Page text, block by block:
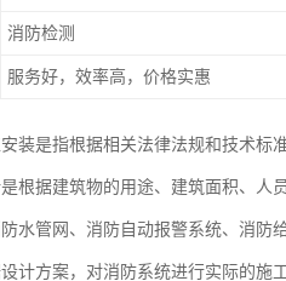
消防检测
服务好，效率高，价格实惠
装是指根据相关法律法规和技术标
根据建筑物的用途、建筑面积、人
水管网、消防自动报警系统、消防
计方案，对消防系统进行实际的施